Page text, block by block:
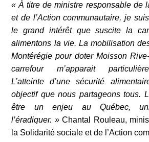
« À titre de ministre responsable de
et de l’Action communautaire, je
le grand intérêt que suscite la
alimentons la vie. La mobilisation
Montérégie pour doter Moisson
carrefour m’apparait
L’atteinte d’une sécurité
objectif que nous partageons tous.
être un enjeu au Québec,
l’éradiquer. »Chantal Rouleau,
la Solidarité sociale et de l’Action